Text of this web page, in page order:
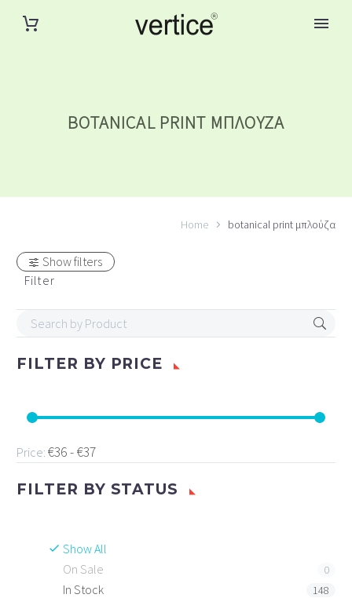
BOTANICAL PRINT ΜΠΛΟΎΖΑ
Home botanical print μπλούζα
Show filters
Filter
FILTER BY PRICE
Price: €36 - €37
FILTER BY STATUS
Show All
On Sale
0
In Stock 148